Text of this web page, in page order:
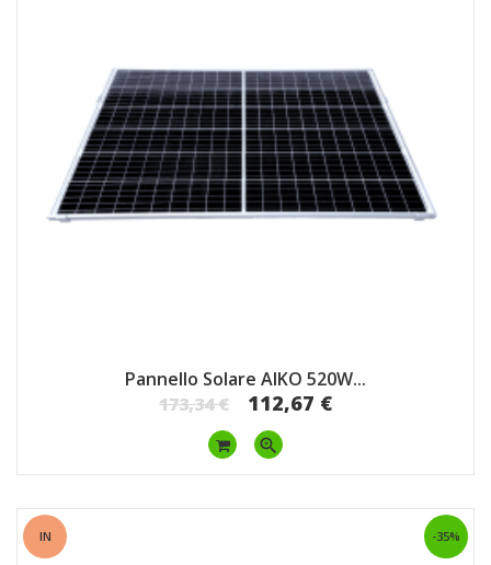
Pannello Solare AIKO 520W...
173,34 €
112,67 €
zoom_in
IN -35%